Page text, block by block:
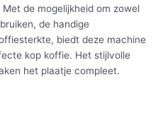
de mogelijkheid om zowel
de handige
biedt deze machine
kop koffie. Het stijlvolle
het plaatje compleet.